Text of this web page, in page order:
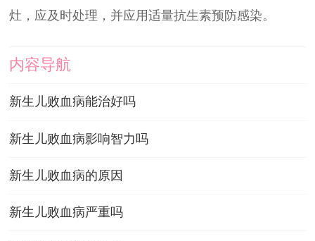
灶，应及时处理，并应用适量抗生素预防感染。
内容导航
新生儿败血病能治好吗
新生儿败血病影响智力吗
新生儿败血病的原因
新生儿败血病严重吗